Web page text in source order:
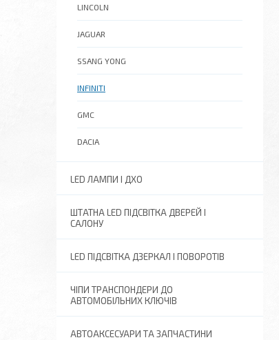
LINCOLN
JAGUAR
SSANG YONG
INFINITI
GMC
DACIA
LED ЛАМПИ І ДХО
ШТАТНА LED ПІДСВІТКА ДВЕРЕЙ І
САЛОНУ
LED ПІДСВІТКА ДЗЕРКАЛ І ПОВОРОТІВ
ЧІПИ ТРАНСПОНДЕРИ ДО
АВТОМОБІЛЬНИХ КЛЮЧІВ
АВТОАКСЕСУАРИ ТА ЗАПЧАСТИНИ